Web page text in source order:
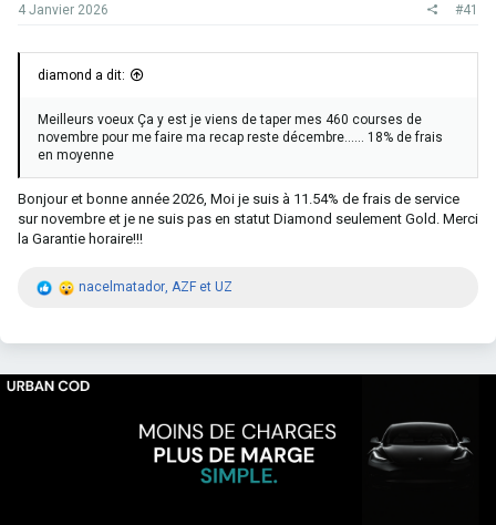
4 Janvier 2026 #41
diamond a dit:
Meilleurs voeux Ça y est je viens de taper mes 460 courses de
novembre pour me faire ma recap reste décembre...... 18% de frais
en moyenne
Bonjour et bonne année 2026, Moi je suis à 11.54% de frais de service
sur novembre et je ne suis pas en statut Diamond seulement Gold. Merci
la Garantie horaire!!!
R
i
o
nacelmatador, AZF et UZ